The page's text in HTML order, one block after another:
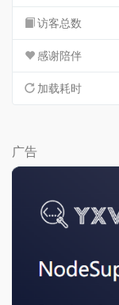
访客总数
感谢陪伴
加载耗时
广告